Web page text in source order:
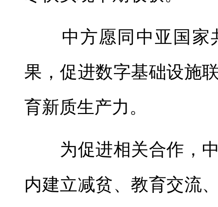
中方愿同中亚国家
果，促进数字基础设施
育新质生产力。
为促进相关合作，中
内建立减贫、教育交流